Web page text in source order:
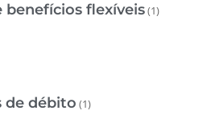
benefícios flexíveis(1)
de débito (1)